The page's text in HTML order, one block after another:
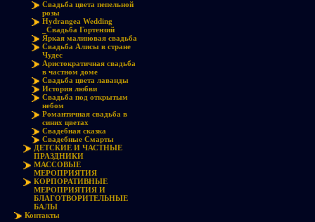
Свадьба цвета пепельной
розы
Hydrangea Wedding
_Свадьба Гортензий
Яркая малиновая свадьба
Свадьба Алисы в стране
Чудес
Аристократичная свадьба
в частном доме
Свадьба цвета лаванды
История любви
Свадьба под открытым
небом
Романтичная свадьба в
синих цветах
Свадебная сказка
Свадебные Смарты
ДЕТСКИЕ И ЧАСТНЫЕ
ПРАЗДНИКИ
МАССОВЫЕ
МЕРОПРИЯТИЯ
КОРПОРАТИВНЫЕ
МЕРОПРИЯТИЯ И
БЛАГОТВОРИТЕЛЬНЫЕ
БАЛЫ
Контакты